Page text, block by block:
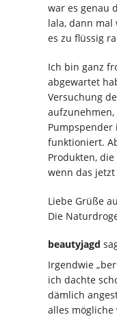
war es genau
lala, dann mal
es zu flüssig
Ich bin ganz
abgewartet
Versuchung
Pumpspender
funktioniert.
Produkten,
wenn das
Liebe Grüße
Die
beautyjagd
Irgendwie
ich dachte
dämlich
alles mögliche